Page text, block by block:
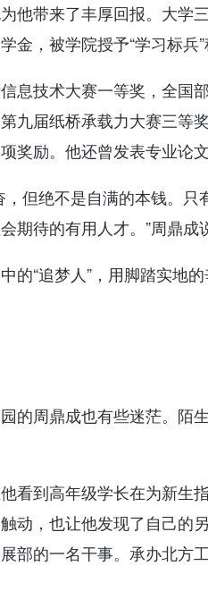
他带来了丰厚回报。大学
，被学院授予“学习标兵”
息技术大赛一等奖，全国
九届纸桥承载力大赛三等
奖励。他还曾发表专业论
但绝不是自满的本钱。
期待的有用人才。”周鼎成
的“追梦人”，用脚踏实地
的周鼎成也有些迷茫。陌
看到高年级学长在为新生
动，也让他发现了自己的
部的一名干事。承办北方